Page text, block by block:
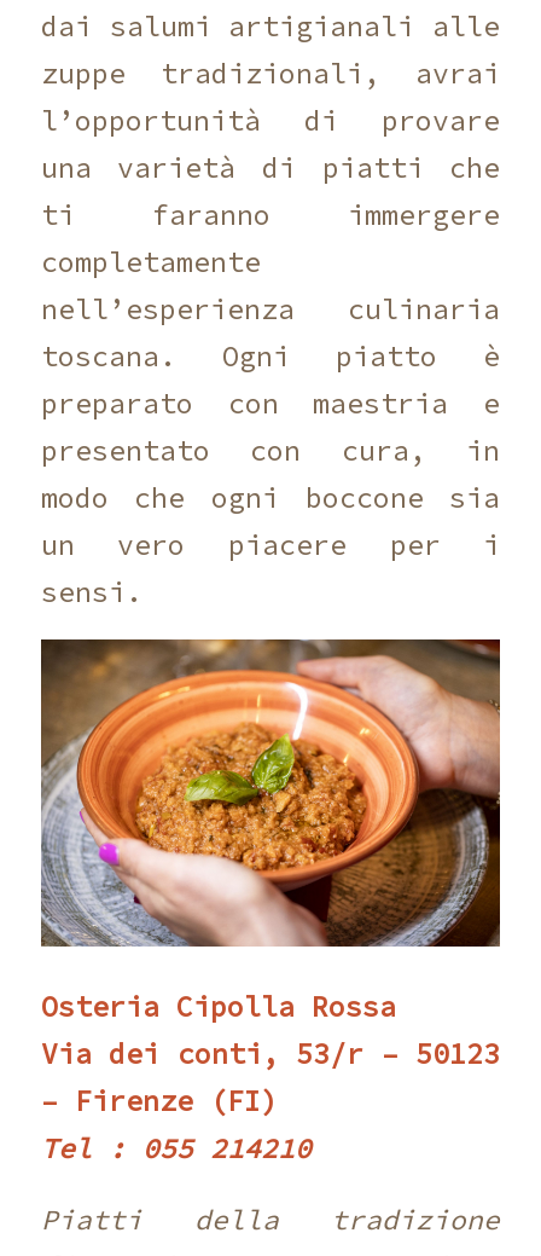
dai salumi artigianali alle
zuppe tradizionali, avrai
l’opportunità di provare
una varietà di piatti che
ti faranno immergere
completamente
nell’esperienza culinaria
toscana. Ogni piatto è
preparato con maestria e
presentato con cura, in
modo che ogni boccone sia
un vero piacere per i
sensi.
Osteria Cipolla Rossa
Via dei conti, 53/r – 50123
– Firenze (FI)
Tel : 055 214210 ‎
Piatti della tradizione